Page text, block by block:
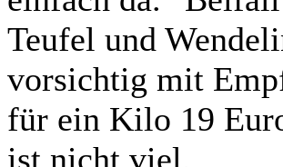
Teufel und
vorsichtig mit
für ein Kilo 19
ist nicht viel.